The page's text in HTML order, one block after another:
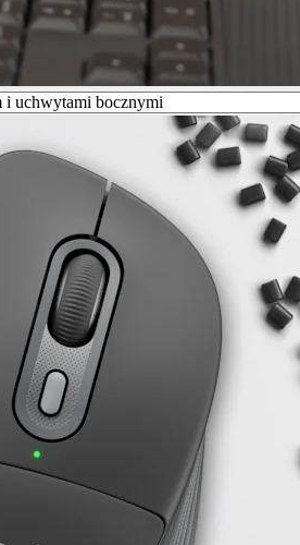
i uchwytami bocznymi